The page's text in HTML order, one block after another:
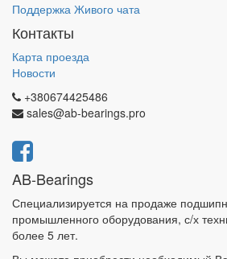
Поддержка Живого чата
Контакты
Карта проезда
Новости
+380674425486
sales@ab-bearings.pro
AB-Bearings
Специализируется на продаже
промышленного оборудования, с/х
более 5 лет.